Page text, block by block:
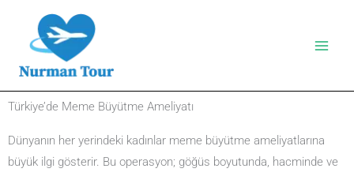
Türkiye’de Meme Büyütme Ameliyatı
Dünyanın her yerindeki kadınlar meme büyütme ameliyatlarına
büyük ilgi gösterir. Bu operasyon; göğüs boyutunda, hacminde ve